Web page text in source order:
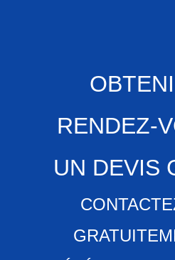
RENDEZ-
UN DEVIS